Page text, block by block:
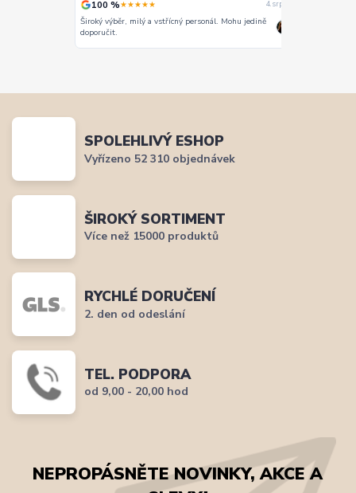
100 %★★★★★ 4. srpna
Široký výběr, milý a vstřícný personál. Mohu jedině
doporučit.
SPOLEHLIVÝ ESHOP
Vyřízeno 52 310 objednávek
ŠIROKÝ SORTIMENT
Více než 15000 produktů
RYCHLÉ DORUČENÍ
2. den od odeslání
TEL. PODPORA
od 9,00 - 20,00 hod
NEPROPÁSNĚTE NOVINKY, AKCE A